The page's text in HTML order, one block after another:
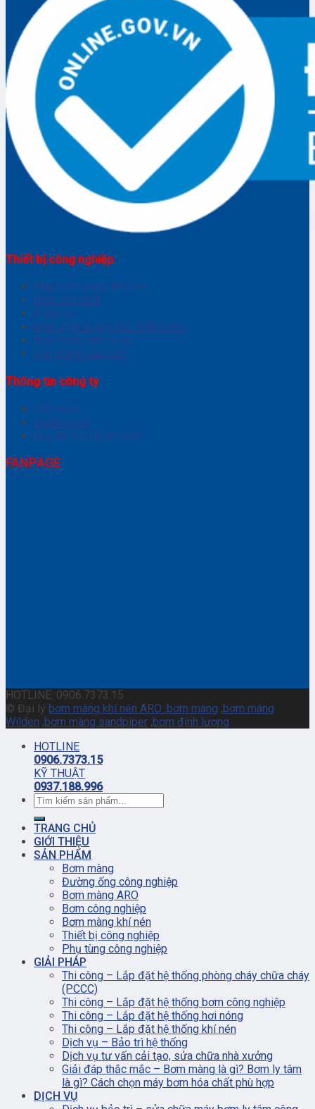
Thiết bị công nghiệp
Máy bơm màng khí nén
Bơm hoá chất
Khớp nối
Bơm định lượng hoá chất SEKO
Bơm nước dân dụng
Van cổng Valvotubi
Thông tin công ty
Giới thiệu
Tuyển dụng
Quy định & Chính sách
FANPAGE
HOTLINE: 0906.7373.15
© Đại lý bơm màng khí nén ARO ,bơm màng ,bơm màng
Wilden ,bơm màng sandpiper ,bơm định lượng
HOTLINE
0906.7373.15
KỸ THUẬT
0937.188.996
TRANG CHỦ
GIỚI THIỆU
SẢN PHẨM
Bơm màng
Đường ống công nghiệp
Bơm màng ARO
Bơm công nghiệp
Bơm màng khí nén
Thiết bị công nghiệp
Phụ tùng công nghiệp
GIẢI PHÁP
Thi công – Lắp đặt hệ thống phòng cháy chữa cháy
(PCCC)
Thi công – Lắp đặt hệ thống bơm công nghiệp
Thi công – Lắp đặt hệ thống hơi nóng
Thi công – Lắp đặt hệ thống khí nén
Dịch vụ – Bảo trì hệ thống
Dịch vụ tư vấn cải tạo, sửa chữa nhà xưởng
Giải đáp thắc mắc – Bơm màng là gì? Bơm ly tâm
là gì? Cách chọn máy bơm hóa chất phù hợp
DỊCH VỤ